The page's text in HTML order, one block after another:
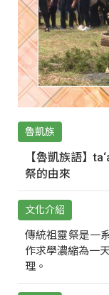
魯凱族
【魯凱族語】
祭的由來
文化介紹
傳統祖靈祭是一
作求學濃縮為一
理。